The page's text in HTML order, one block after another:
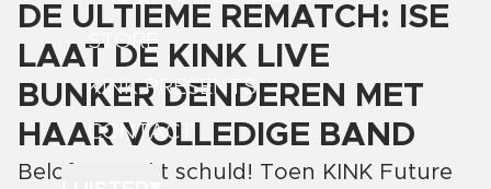
STORE
KINK PRESENTS
CONTACT
DE ULTIEME REMATCH: ISE
LAAT DE KINK LIVE
BUNKER DENDEREN MET
HAAR VOLLEDIGE BAND
Belofte maakt schuld! Toen KINK Future